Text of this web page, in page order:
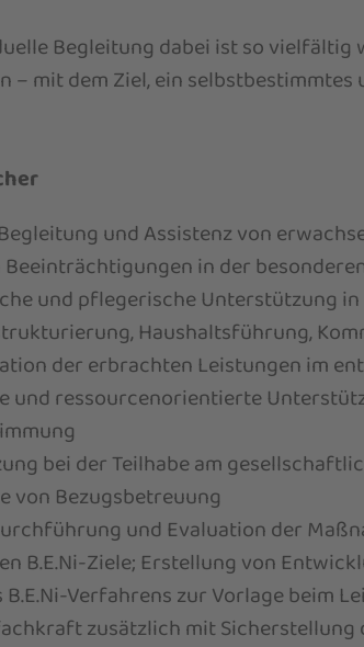
Begleitung dabei ist so
– mit dem Ziel, ein
und Assistenz von
in der
und pflegerische Unterstützung
Haushaltsführung,
der erbrachten Leistungen im
und ressourcenorientierte
bei der Teilhabe am
von Bezugsbetreuung
und Evaluation der
B.E.Ni-Ziele; Erstellung von
B.E.Ni-Verfahrens zur Vorlage beim
zusätzlich mit